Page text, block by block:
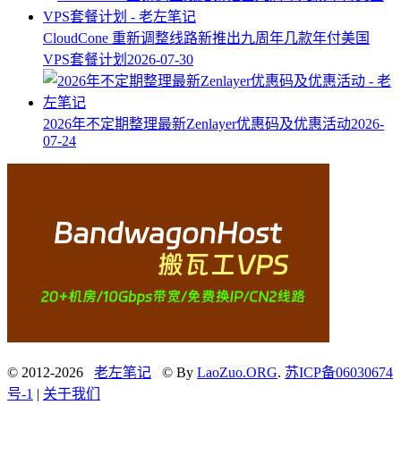
CloudCone 重新调整线路新推出九周年几款年付美国
VPS套餐计划 2026-07-30
2026年不定期整理最新Zenlayer优惠码及优惠活动2026-
07-24
© 2012-2026 老左笔记 © By LaoZuo.ORG. 苏ICP备06030674
号-1 | 关于我们